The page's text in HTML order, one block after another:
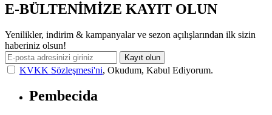
E-BÜLTENİMİZE KAYIT OLUN
Yenilikler, indirim & kampanyalar ve sezon açılışlarından ilk sizin
haberiniz olsun!
Kayıt olun
KVKK Sözleşmesi'ni, Okudum, Kabul Ediyorum.
Pembecida